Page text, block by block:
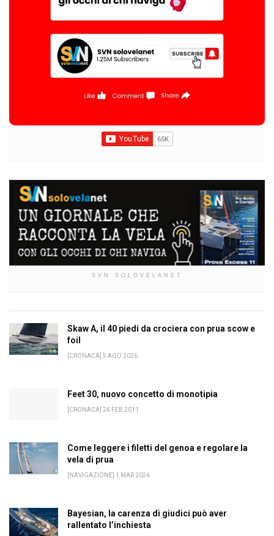
SVN SOLOVELANET
Skaw A, il 40 piedi da crociera con prua scow e
foil
[CRONACA] 5 AGO 2026
Feet 30, nuovo concetto di monotipia
[CRONACA] 24 FEB 2011
Come leggere i filetti del genoa e regolare la
vela di prua
[NAVIGAZIONE] 1 MAR 2026
Bayesian, la carenza di giudici può aver
rallentato l’inchiesta